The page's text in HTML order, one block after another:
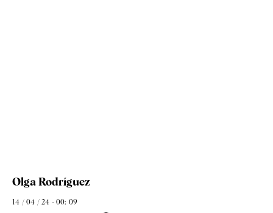
Olga Rodríguez
14 / 04 / 24 - 00: 09